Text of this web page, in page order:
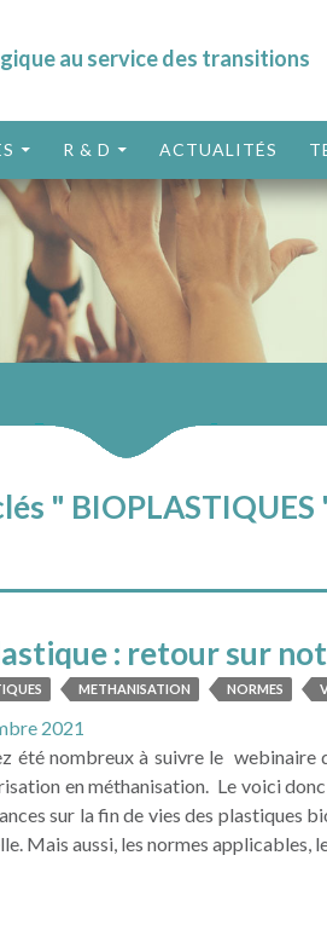
au service des transitions
R & D ACTUALITÉS
" BIOPLASTIQUES
: retour sur
METHANISATION NORMES
2021
été nombreux à suivre le
en méthanisation. Le voici
sur la fin de vies des plastiques
Mais aussi, les normes applicables,